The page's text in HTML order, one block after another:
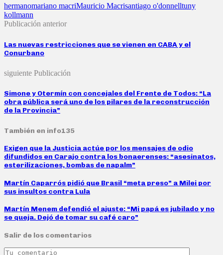
hermanomariano macriMauricio Macrisantiago o'donnelltuny
kollmann
Publicación anterior
Las nuevas restricciones que se vienen en CABA y el
Conurbano
siguiente Publicación
Simone y Otermín con concejales del Frente de Todos: “La
obra pública será uno de los pilares de la reconstrucción
de la Provincia”
También en info135
Exigen que la Justicia actúe por los mensajes de odio
difundidos en Carajo contra los bonaerenses: “asesinatos,
esterilizaciones, bombas de napalm”
Martín Caparrós pidió que Brasil “meta preso” a Milei por
sus insultos contra Lula
Martín Menem defendió el ajuste: “Mi papá es jubilado y no
se queja. Dejó de tomar su café caro”
Salir de los comentarios